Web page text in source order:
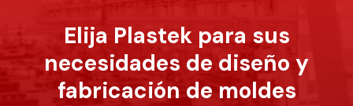
Elija Plastek para sus
necesidades de diseño y
fabricación de moldes